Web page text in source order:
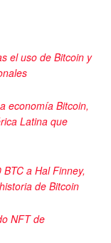
el uso de Bitcoin y
economía Bitcoin,
Latina que
a Hal Finney,
de Bitcoin
NFT de